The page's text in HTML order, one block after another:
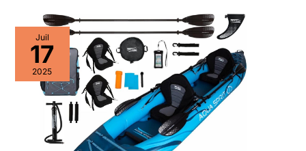
Juil
17
2025